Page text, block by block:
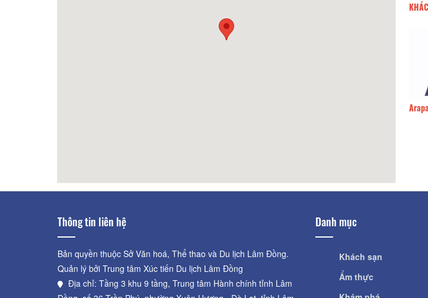
Thông tin liên hệ
Bản quyền thuộc Sở Văn hoá, Thể thao và Du lịch Lâm Đồng.
Quản lý bởi Trung tâm Xúc tiến Du lịch Lâm Đồng
Địa chỉ: Tầng 3 khu 9 tầng, Trung tâm Hành chính tỉnh Lâm
Danh mục
Khách sạn
Ẩm thực